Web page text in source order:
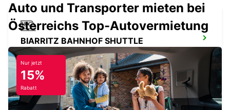
BIARRITZ BAHNHOF SHUTTLE
Auto und Transporter mieten bei
Österreichs Top-Autovermietung
Nur jetzt
15%
Rabatt